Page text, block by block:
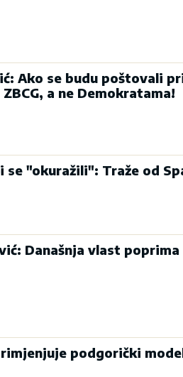
Ako se budu poštovali
a ne Demokratama!
se "okuražili": Traže od
Današnja vlast
podgorički